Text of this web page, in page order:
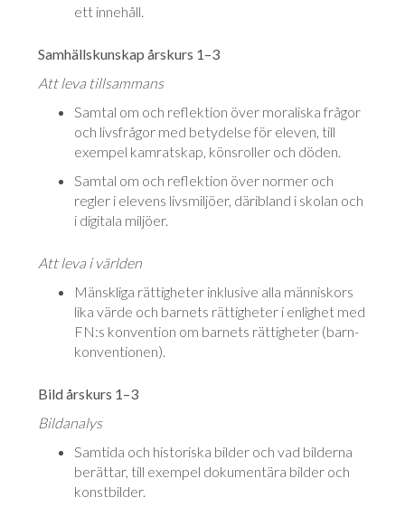
ett innehåll.
Samhällskunskap årskurs 1–3
Att leva tillsammans
Samtal om och reflektion över moraliska frågor
och livsfrågor med be­ty­del­se för eleven, till
exempel kamratskap, könsroller och döden.
Samtal om och reflektion över normer och
regler i elevens livsmiljöer, däri­bland i skolan och
i digitala miljöer.
Att leva i världen
Mänskliga rättigheter inklusive alla människors
lika värde och barnets rättigheter i enlighet med
FN:s konvention om barnets rättigheter (barn­
konventionen).
Bild årskurs 1–3
Bildanalys
Samtida och historiska bilder och vad bilderna
berättar, till exempel dokumentära bilder och
konstbilder.